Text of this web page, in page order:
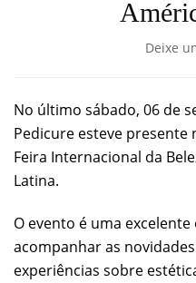
Deixe
No último sábado, 06 de
Pedicure esteve presente
Feira Internacional da
Latina.
O evento é uma
acompanhar as
experiências sobre